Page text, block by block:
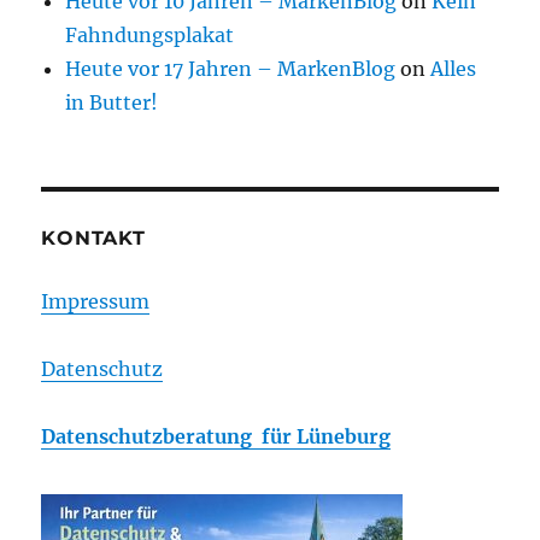
Fahndungsplakat
Heute vor 17 Jahren – MarkenBlog onAlles
in Butter!
KONTAKT
Impressum
Datenschutz
Datenschutzberatung für Lüneburg